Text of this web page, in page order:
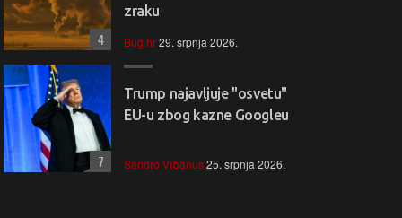
zraku
Bug.hr29. srpnja 2026.
4
Trump najavljuje "osvetu"
EU-u zbog kazne Googleu
Sandro Vrbanus25. srpnja 2026.
7